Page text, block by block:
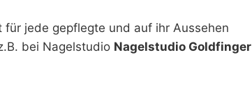
jede gepflegte und auf ihr Aussehen
bei Nagelstudio Nagelstudio Goldfinger